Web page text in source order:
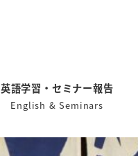
英語学習・セミナー報告
English & Seminars